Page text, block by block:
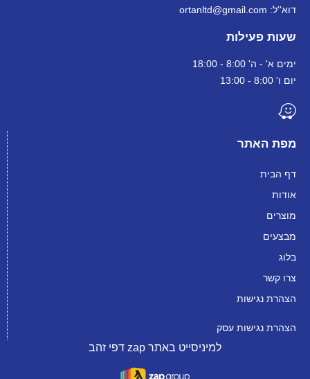
מפת האתר
דף הבית
אודות
מוצרים
מבצעים
בלוג
צרו קשר
הצהרת נגישות
הצהרת נגישות עסק
דוא''ל: ortanltd@gmail.com
שעות פעילות
ימים א' - ה' 8:00 - 18:00
יום ו' 8:00 - 13:00
למיניסייט באתר zap דפי זהב